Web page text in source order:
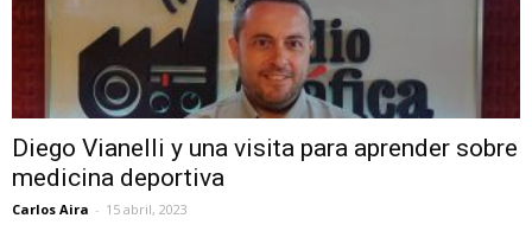
Diego Vianelli y una visita para aprender sobre
medicina deportiva
Carlos Aira - 15 abril, 2023